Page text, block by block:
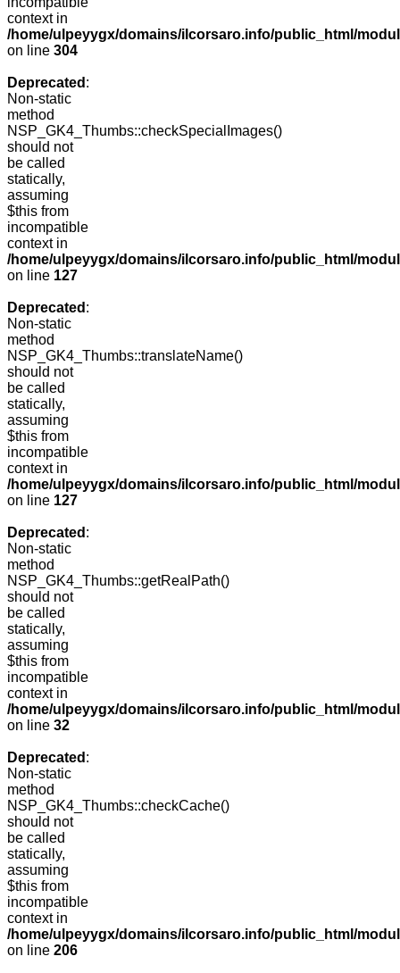
context in
/home/ulpeyygx/domains/ilcorsaro.info/public_html/
on line 304
Deprecated :
Non-static
method
NSP_GK4_Thumbs::checkSpecialImages()
should not
be called
statically,
assuming
$this from
incompatible
context in
/home/ulpeyygx/domains/ilcorsaro.info/public_html/
on line 127
Deprecated :
Non-static
method
NSP_GK4_Thumbs::translateName()
should not
be called
statically,
assuming
$this from
incompatible
context in
/home/ulpeyygx/domains/ilcorsaro.info/public_html/
on line 127
Deprecated :
Non-static
method
NSP_GK4_Thumbs::getRealPath()
should not
be called
statically,
assuming
$this from
incompatible
context in
/home/ulpeyygx/domains/ilcorsaro.info/public_html/
on line 32
Deprecated :
Non-static
method
NSP_GK4_Thumbs::checkCache()
should not
be called
statically,
assuming
$this from
incompatible
context in
/home/ulpeyygx/domains/ilcorsaro.info/public_html/
on line 206